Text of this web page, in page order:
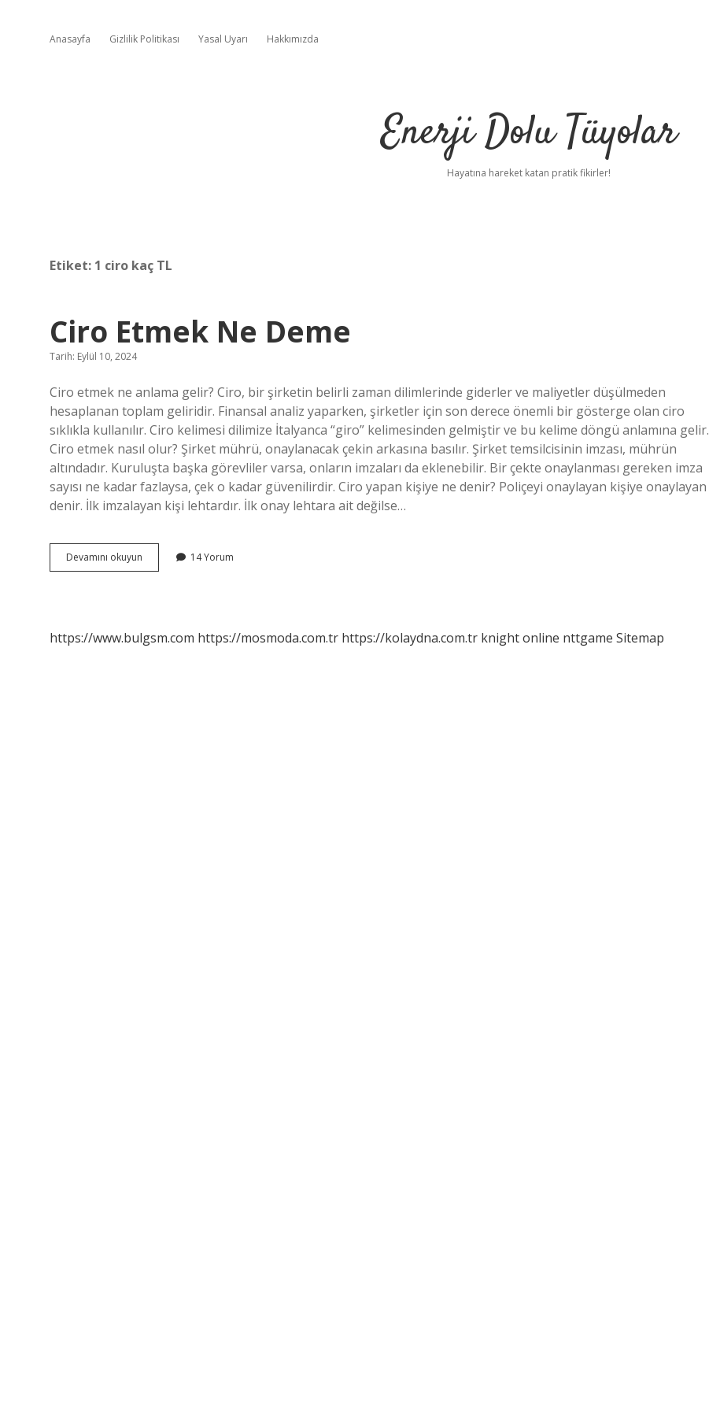
Anasayfa Gizlilik Politikası Yasal Uyarı Hakkımızda
Enerji Dolu Tüyolar
Hayatına hareket katan pratik fikirler!
Etiket: 1 ciro kaç TL
Ciro Etmek Ne Deme
Tarih: Eylül 10, 2024
Ciro etmek ne anlama gelir? Ciro, bir şirketin belirli zaman dilimlerinde giderler ve maliyetler düşülmeden
hesaplanan toplam geliridir. Finansal analiz yaparken, şirketler için son derece önemli bir gösterge olan ciro
sıklıkla kullanılır. Ciro kelimesi dilimize İtalyanca “giro” kelimesinden gelmiştir ve bu kelime döngü anlamına gelir.
Ciro etmek nasıl olur? Şirket mührü, onaylanacak çekin arkasına basılır. Şirket temsilcisinin imzası, mührün
altındadır. Kuruluşta başka görevliler varsa, onların imzaları da eklenebilir. Bir çekte onaylanması gereken imza
sayısı ne kadar fazlaysa, çek o kadar güvenilirdir. Ciro yapan kişiye ne denir? Poliçeyi onaylayan kişiye onaylayan
denir. İlk imzalayan kişi lehtardır. İlk onay lehtara ait değilse…
Devamını okuyun
Etmek
14 Yorum
https://www.bulgsm.com https://mosmoda.com.tr https://kolaydna.com.tr knight online nttgame Sitemap